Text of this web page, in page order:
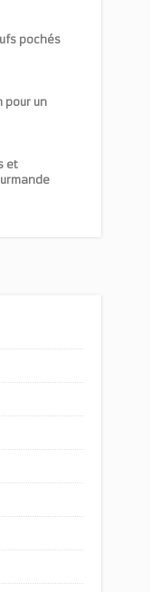
pochés
pour un
et